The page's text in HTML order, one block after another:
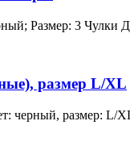
Размер: 3 Чулки
размер L/XL
черный, размер: L/